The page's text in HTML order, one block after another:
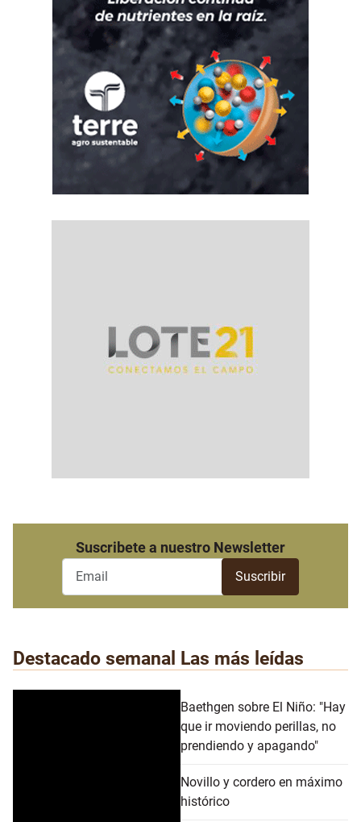
Suscribete a nuestro Newsletter
Destacado semanal Las más leídas
Baethgen sobre El Niño: "Hay
que ir moviendo perillas, no
prendiendo y apagando"
Novillo y cordero en máximo
histórico